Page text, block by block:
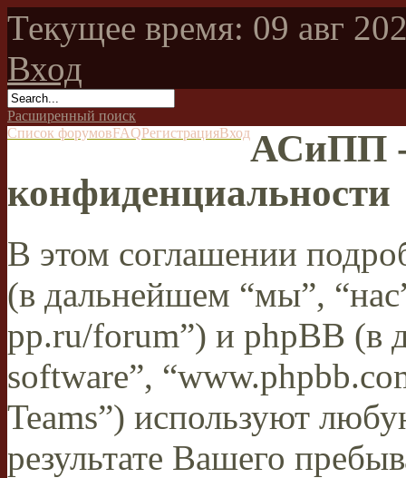
Текущее время: 09 авг
Вход
Расширенный поиск
Список форумовFAQРегистрацияВходАСиПП -
конфиденциальности
В этом соглашении
(в дальнейшем “мы”,
pp.ru/forum”) и phpBB (в
software”,
Teams”) используют
результате Вашего